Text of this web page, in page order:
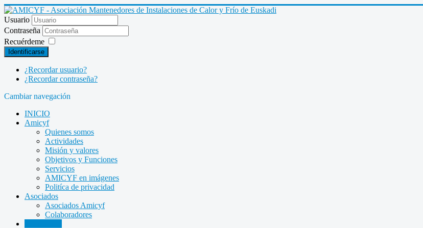
Usuario
Contraseña
Recuérdeme
Identificarse
¿Recordar usuario?
¿Recordar contraseña?
Cambiar navegación
INICIO
Amicyf
Quienes somos
Actividades
Misión y valores
Objetivos y Funciones
Servicios
AMICYF en imágenes
Politíca de privacidad
Asociados
Asociados Amicyf
Colaboradores